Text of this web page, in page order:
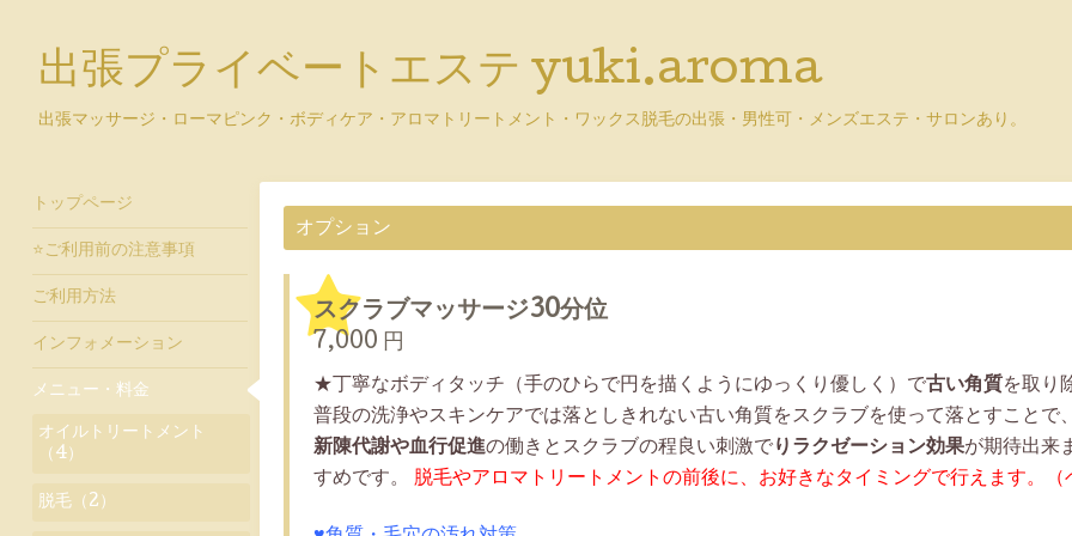
出張プライベートエステ yuki.aroma
出張マッサージ・ローマピンク・ボディケア・アロマトリートメント・ワックス脱毛の出張・男性可・メンズエステ・サロンあり。
オプション
スクラブマッサージ30分位
7,000 円
★丁寧なボディタッチ（手のひらで円を描くようにゆっくり優しく）で古い角質を取り
普段の洗浄やスキンケアでは落としきれない古い角質をスクラブを使って落とすことで
新陳代謝や血行促進の働きとスクラブの程良い刺激でりラクゼーション効果が期待出来
すめです。
脱毛やアロマトリートメントの前後に、お好きなタイミングで行えます。（
トップページ
⭐ご利用前の注意事項
ご利用方法
インフォメーション
メニュー・料金
オイルトリートメント
（4）
脱毛（2）